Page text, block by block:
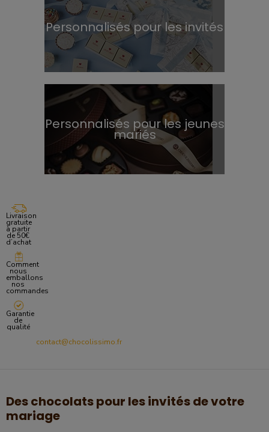
Personnalisés pour les invités
Personnalisés pour les jeunes
mariés
Livraison
gratuite
à partir
de 50€
d’achat
Comment
nous
emballons
nos
commandes
Garantie
de
qualité
contact@chocolissimo.fr
Des chocolats pour les invités de votre
mariage